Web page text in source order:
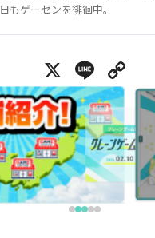
日もゲーセンを徘徊中。
X Line